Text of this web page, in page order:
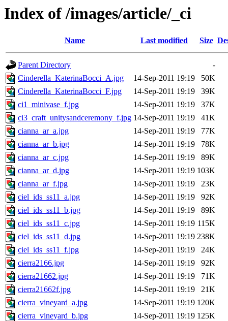
Index of /images/article/_ci
Name Last modified Size
Parent Directory
-
Cinderella_KaterinaBocci_A.jpg
14-Sep-2011 19:19
50K
Cinderella_KaterinaBocci_F.jpg
14-Sep-2011 19:19
39K
ci1_minivase_f.jpg
14-Sep-2011 19:19
37K
ci3_craft_unitysandceremony_f.jpg 14-Sep-2011 19:19
41K
cianna_ar_a.jpg
14-Sep-2011 19:19
77K
cianna_ar_b.jpg
14-Sep-2011 19:19
78K
cianna_ar_c.jpg
14-Sep-2011 19:19
89K
cianna_ar_d.jpg
14-Sep-2011 19:19 103K
cianna_ar_f.jpg
14-Sep-2011 19:19
23K
ciel_ids_ss11_a.jpg
14-Sep-2011 19:19
92K
ciel_ids_ss11_b.jpg
14-Sep-2011 19:19
89K
ciel_ids_ss11_c.jpg
14-Sep-2011 19:19 115K
ciel_ids_ss11_d.jpg
14-Sep-2011 19:19 238K
ciel_ids_ss11_f.jpg
14-Sep-2011 19:19
24K
cierra2166.jpg
14-Sep-2011 19:19
92K
cierra21662.jpg
14-Sep-2011 19:19
71K
cierra21662f.jpg
14-Sep-2011 19:19
21K
cierra_vineyard_a.jpg
14-Sep-2011 19:19 120K
cierra_vineyard_b.jpg
14-Sep-2011 19:19 125K